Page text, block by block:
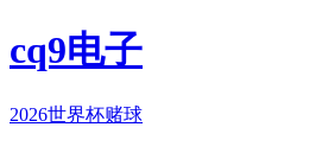
cq9电子
2026世界杯赌球